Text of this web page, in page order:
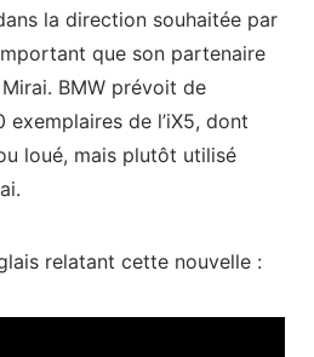
la direction souhaitée par
que son partenaire
BMW prévoit de
de l’iX5, dont
loué, mais plutôt utilisé
relatant cette nouvelle :